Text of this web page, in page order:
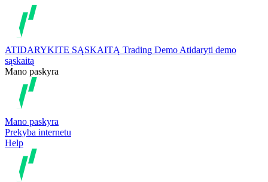
ATIDARYKITE SĄSKAITĄ Trading Demo Atidaryti demo
sąskaitą
Mano paskyra
Mano paskyra
Prekyba internetu
Help